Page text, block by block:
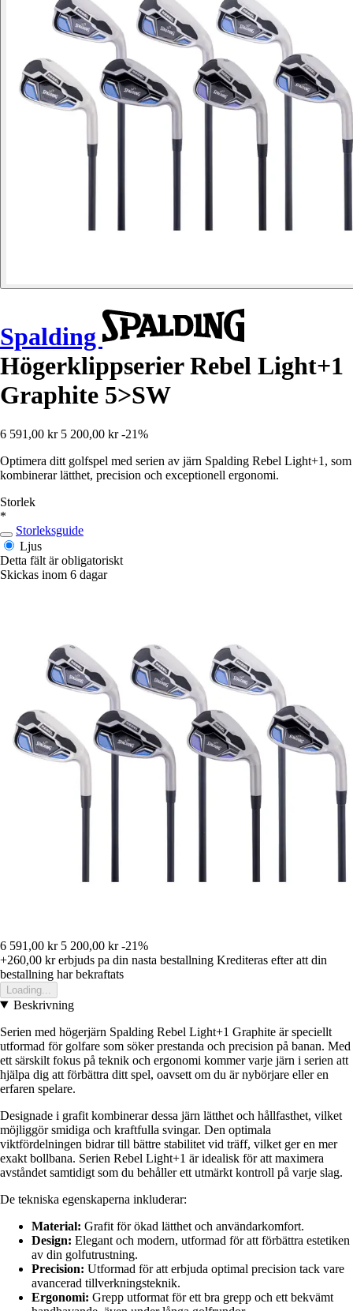
Spalding
Högerklippserier Rebel Light+1
Graphite 5>SW
6 591,00 kr 5 200,00 kr -21%
Optimera ditt golfspel med serien av järn Spalding Rebel Light+1, som
kombinerar lätthet, precision och exceptionell ergonomi.
Storlek
*
Storleksguide
Ljus
Detta fält är obligatoriskt
Skickas inom 6 dagar
6 591,00 kr 5 200,00 kr -21%
+260,00 krerbjuds pa din nasta bestallning Krediteras efter att din
bestallning har bekraftats
Loading...
Beskrivning
Serien med högerjärn Spalding Rebel Light+1 Graphite är speciellt
utformad för golfare som söker prestanda och precision på banan. Med
ett särskilt fokus på teknik och ergonomi kommer varje järn i serien att
hjälpa dig att förbättra ditt spel, oavsett om du är nybörjare eller en
erfaren spelare.
Designade i grafit kombinerar dessa järn lätthet och hållfasthet, vilket
möjliggör smidiga och kraftfulla svingar. Den optimala
viktfördelningen bidrar till bättre stabilitet vid träff, vilket ger en mer
exakt bollbana. Serien Rebel Light+1 är idealisk för att maximera
avståndet samtidigt som du behåller ett utmärkt kontroll på varje slag.
De tekniska egenskaperna inkluderar:
Material: Grafit för ökad lätthet och användarkomfort.
Design: Elegant och modern, utformad för att förbättra estetiken
av din golfutrustning.
Precision: Utformad för att erbjuda optimal precision tack vare
avancerad tillverkningsteknik.
Ergonomi: Grepp utformat för ett bra grepp och ett bekvämt